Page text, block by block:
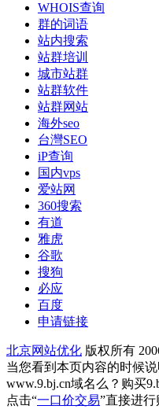
WHOIS查询
群的词语
站内搜索
站群培训
城市站群
站群软件
站群网站
海外seo
台灣SEO
iP查询
国内vps
爱站网
360搜索
有道
雅虎
谷歌
搜狗
必应
百度
申请链接
北京网站优化 版权所有
当您看到本页内容的时候
www.9.bj.cn域名么？购买
点击“一口价交易”直接进行